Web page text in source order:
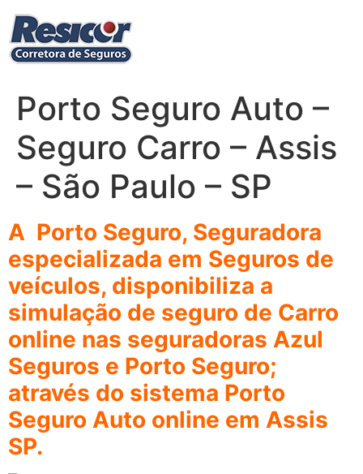
para
conteúdo
Porto Seguro Auto –
Seguro Carro – Assis
– São Paulo – SP
A Porto Seguro, Seguradora
especializada em Seguros de
veículos, disponibiliza a
simulação de seguro de Carro
online nas seguradoras Azul
Seguros e Porto Seguro;
através do sistema Porto
Seguro Auto online em Assis
SP.